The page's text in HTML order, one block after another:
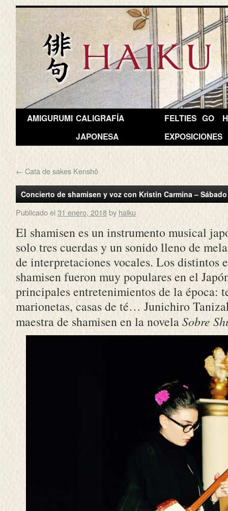
AMIGURUMI CALIGRAFÍA
JAPONESA
FELTIES GO
EXPOSICIONES
← Cata de sakes Kenshô
Concierto de shamisen y voz con Kristin Carmina – Sábado
Publicado el31 enero, 2018by haiku
El shamisen es un instrumento musical
solo tres cuerdas y un sonido lleno de
de interpretaciones vocales. Los distintos
shamisen fueron muy populares en el
principales entretenimientos de la época:
marionetas, casas de té… Junichiro
maestra de shamisen en la novelaSobre